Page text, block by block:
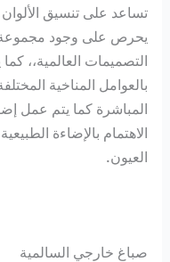
تساعد على تنسيق
يحرص على وجود
التصميمات العالمية،،
بالعوامل المناخية
المباشرة كما يتم عمل
الاهتمام بالإضاءة
العيون.
صباغ خارجي السالمية